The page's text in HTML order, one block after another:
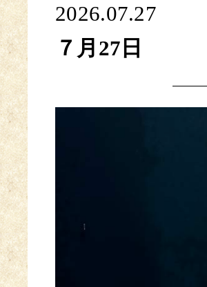
2026.07.27
７月27日